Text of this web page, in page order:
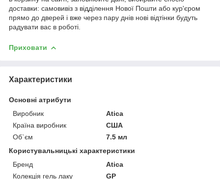
доставки: самовивіз з відділення Нової Пошти або кур'єром
прямо до дверей і вже через пару днів нові відтінки будуть
радувати вас в роботі.
Приховати
Характеристики
Основні атрибути
Виробник
Atica
Країна виробник
США
Об`єм
7.5 мл
Користувальницькі характеристики
Бренд
Atica
Колекція гель лаку
GP